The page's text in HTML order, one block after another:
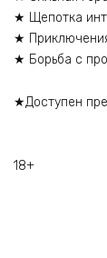
★ Щепотка
★
★ Борьба с
★Доступен
18+